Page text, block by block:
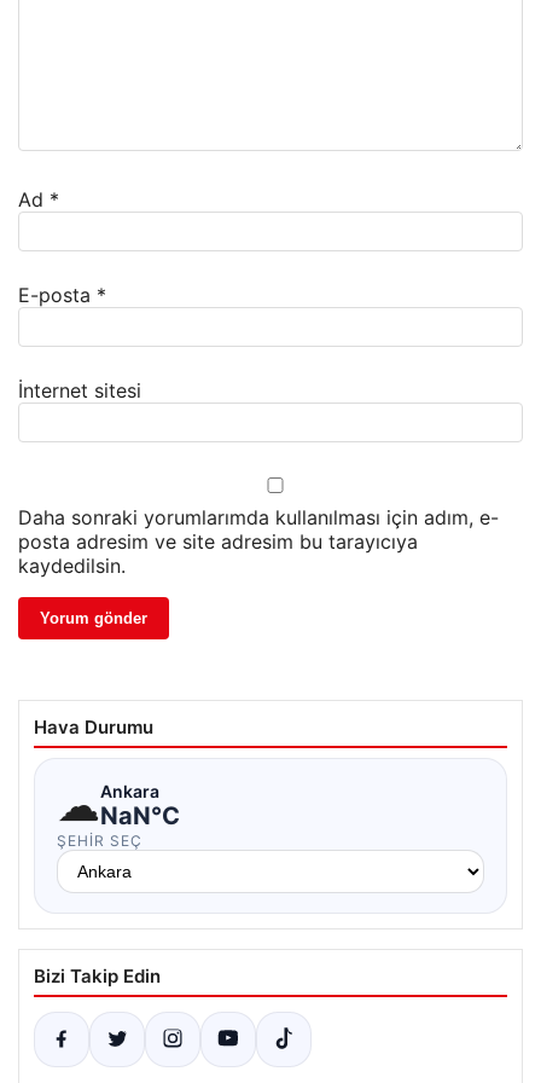
Ad *
E-posta *
İnternet sitesi
Daha sonraki yorumlarımda kullanılması için adım, e-
posta adresim ve site adresim bu tarayıcıya
kaydedilsin.
Hava Durumu
☁Ankara
NaN°C
ŞEHIR SEÇ
Bizi Takip Edin